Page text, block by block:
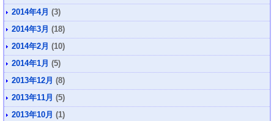
2014年4月 (3)
2014年3月 (18)
2014年2月 (10)
2014年1月 (5)
2013年12月 (8)
2013年11月 (5)
2013年10月 (1)